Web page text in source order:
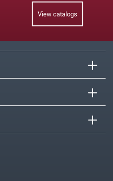
View catalogs